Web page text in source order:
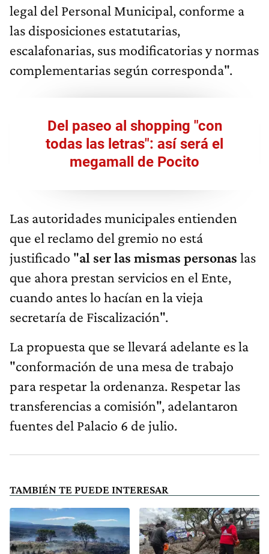
legal del Personal Municipal, conforme a
las disposiciones estatutarias,
escalafonarias, sus modificatorias y normas
complementarias según corresponda".
Del paseo al shopping "con
todas las letras": así será el
megamall de Pocito
Las autoridades municipales entienden
que el reclamo del gremio no está
justificado "al ser las mismas personas las
que ahora prestan servicios en el Ente,
cuando antes lo hacían en la vieja
secretaría de Fiscalización".
La propuesta que se llevará adelante es la
"conformación de una mesa de trabajo
para respetar la ordenanza. Respetar las
transferencias a comisión", adelantaron
fuentes del Palacio 6 de julio.
TAMBIÉN TE PUEDE INTERESAR